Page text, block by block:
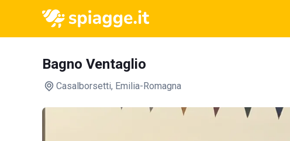
Bagno Ventaglio
Casalborsetti, Emilia-Romagna